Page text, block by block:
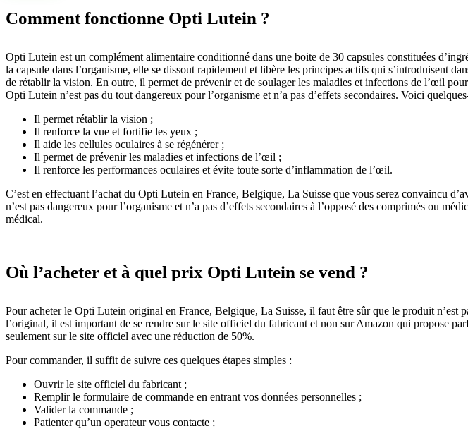
Comment fonctionne Opti Lutein ?
Opti Lutein est un complément alimentaire conditionné dans une boite de 30 capsules constituées
la capsule dans l’organisme, elle se dissout rapidement et libère les principes actifs qui s’introduisent
de rétablir la vision. En outre, il permet de prévenir et de soulager les maladies et infections de l’œil
Opti Lutein n’est pas du tout dangereux pour l’organisme et n’a pas d’effets secondaires. Voici
Il permet rétablir la vision ;
Il renforce la vue et fortifie les yeux ;
Il aide les cellules oculaires à se régénérer ;
Il permet de prévenir les maladies et infections de l’œil ;
Il renforce les performances oculaires et évite toute sorte d’inflammation de l’œil.
C’est en effectuant l’achat du Opti Lutein en France, Belgique, La Suisse que vous serez convaincu
n’est pas dangereux pour l’organisme et n’a pas d’effets secondaires à l’opposé des comprimés ou
médical.
Où l’acheter et à quel prix Opti Lutein se vend ?
Pour acheter le Opti Lutein original en France, Belgique, La Suisse, il faut être sûr que le produit n’est
l’original, il est important de se rendre sur le site officiel du fabricant et non sur Amazon qui propose
seulement sur le site officiel avec une réduction de 50%.
Pour commander, il suffit de suivre ces quelques étapes simples :
Ouvrir le site officiel du fabricant ;
Remplir le formulaire de commande en entrant vos données personnelles ;
Valider la commande ;
Patienter qu’un operateur vous contacte ;